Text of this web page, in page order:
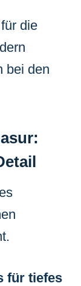
die
bei den
für tiefes